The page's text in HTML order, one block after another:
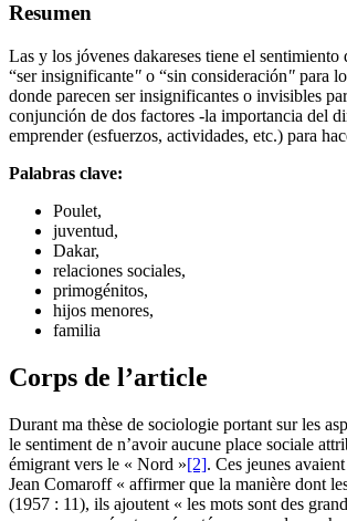
Resumen
Las y los jóvenes dakareses tiene el
“ser insignificante" o “sin consideración" para
donde parecen ser insignificantes o invisibles
conjunción de dos factores -la importancia del
emprender (esfuerzos, actividades, etc.) para
Palabras clave:
Poulet,
juventud,
Dakar,
relaciones sociales,
primogénitos,
hijos menores,
familia
Corps de l’article
Durant ma thèse de sociologie portant sur les
le sentiment de n’avoir aucune place sociale
émigrant vers le « Nord »[2]. Ces jeunes
Jean Comaroff « affirmer que la manière dont
(1957 : 11), ils ajoutent « les mots sont des